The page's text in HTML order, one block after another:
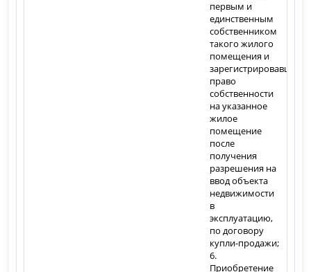
первым и
единственным
собственником
такого жилого
помещения и
зарегистрировавшего
право
собственности
на указанное
жилое
помещение
после
получения
разрешения на
ввод объекта
недвижимости
в
эксплуатацию,
по договору
купли-продажи;
6.
Приобретение